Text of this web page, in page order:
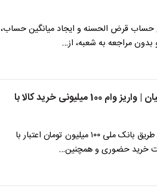
حساب قرض الحسنه و ایجاد میانگین حساب،
مراجعه به شعبه، از…
عیدانه دولت برای فرهنگیان | واریز وام 100 میلیونی خرید کالا با
با کارت اعتباری «کالاپی» از طریق بانک ملی ۱۰۰ میلیون تومان اعتبار با